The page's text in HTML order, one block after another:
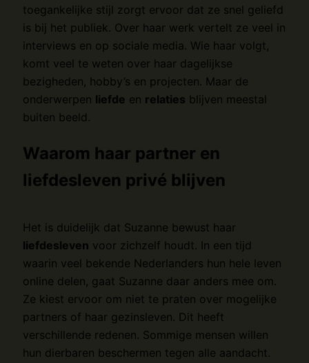
toegankelijke stijl zorgt ervoor dat ze snel geliefd
is bij het publiek. Over haar werk vertelt ze veel in
interviews en op sociale media. Wie haar volgt,
komt veel te weten over haar dagelijkse
bezigheden, hobby’s en projecten. Maar de
onderwerpen liefde en relaties blijven meestal
buiten beeld.
Waarom haar partner en
liefdesleven privé blijven
Het is duidelijk dat Suzanne bewust haar
liefdesleven voor zichzelf houdt. In een tijd
waarin veel bekende Nederlanders hun hele leven
online delen, gaat Suzanne daar anders mee om.
Ze kiest ervoor om niet te praten over mogelijke
partners of haar gezinsleven. Dit heeft
verschillende redenen. Sommige mensen willen
hun dierbaren beschermen tegen alle aandacht.